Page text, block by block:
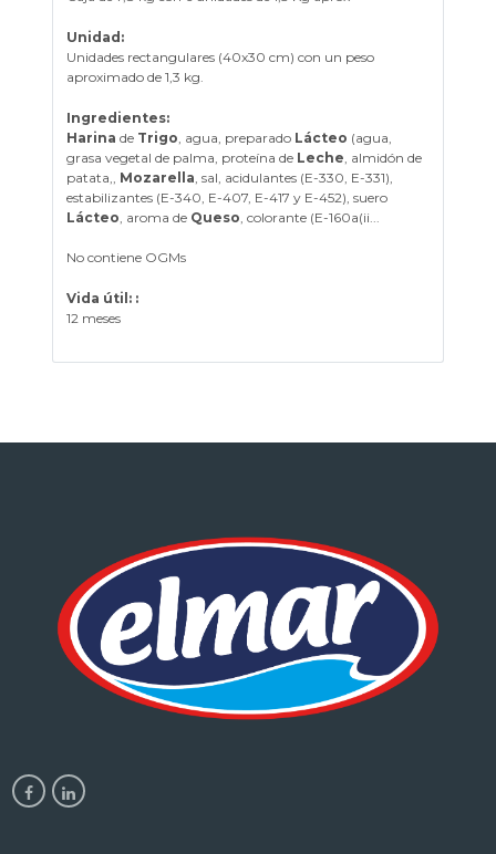
Unidad:
Unidades rectangulares (40x30 cm) con un peso
aproximado de 1,3 kg.
Ingredientes:
Harina de Trigo , agua, preparado Lácteo (agua,
grasa vegetal de palma, proteína de Leche , almidón de
patata,, Mozarella , sal, acidulantes (E-330, E-331),
estabilizantes (E-340, E-407, E-417 y E-452), suero
Lácteo , aroma de Queso , colorante (E-160a(ii...
No contiene OGMs
Vida útil: :
12 meses